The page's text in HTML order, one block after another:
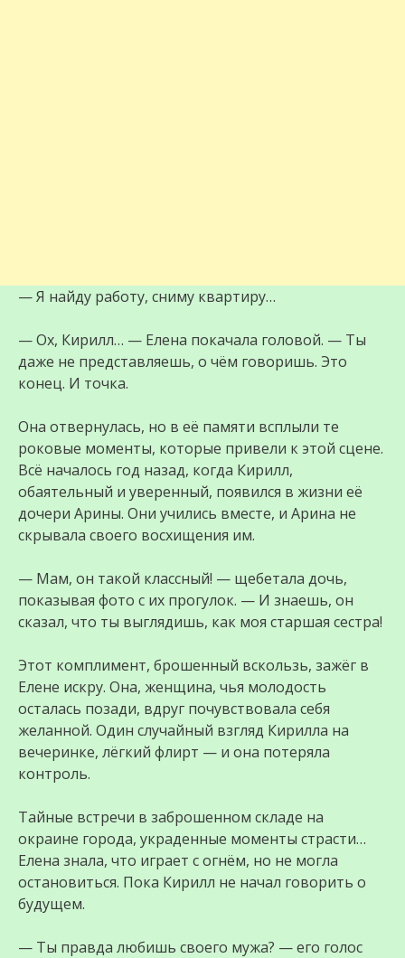
— Я найду работу, сниму квартиру…
— Ох, Кирилл… — Елена покачала головой. — Ты
даже не представляешь, о чём говоришь. Это
конец. И точка.
Она отвернулась, но в её памяти всплыли те
роковые моменты, которые привели к этой сцене.
Всё началось год назад, когда Кирилл,
обаятельный и уверенный, появился в жизни её
дочери Арины. Они учились вместе, и Арина не
скрывала своего восхищения им.
— Мам, он такой классный! — щебетала дочь,
показывая фото с их прогулок. — И знаешь, он
сказал, что ты выглядишь, как моя старшая сестра!
Этот комплимент, брошенный вскользь, зажёг в
Елене искру. Она, женщина, чья молодость
осталась позади, вдруг почувствовала себя
желанной. Один случайный взгляд Кирилла на
вечеринке, лёгкий флирт — и она потеряла
контроль.
Тайные встречи в заброшенном складе на
окраине города, украденные моменты страсти…
Елена знала, что играет с огнём, но не могла
остановиться. Пока Кирилл не начал говорить о
будущем.
— Ты правда любишь своего мужа? — его голос